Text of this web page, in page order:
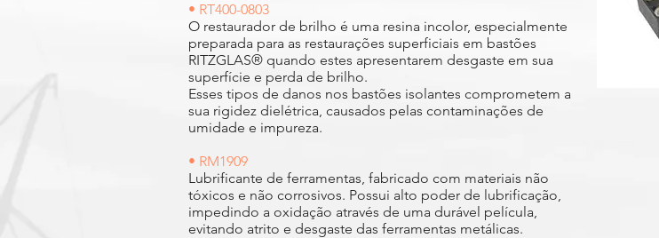
• RT400-0803
O restaurador de brilho é uma resina incolor, especialmente
preparada para as restaurações superficiais em bastões
RITZGLAS® quando estes apresentarem desgaste em sua
superfície e perda de brilho.
Esses tipos de danos nos bastões isolantes comprometem a
sua rigidez dielétrica, causados pelas contaminações de
umidade e impureza.
• RM1909
Lubrificante de ferramentas, fabricado com materiais não
tóxicos e não corrosivos. Possui alto poder de lubrificação,
impedindo a oxidação através de uma durável película,
evitando atrito e desgaste das ferramentas metálicas.